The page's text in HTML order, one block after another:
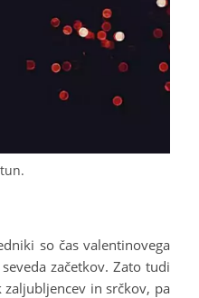
so čas valentinovega
začetkov. Zato tudi
in srčkov, pa